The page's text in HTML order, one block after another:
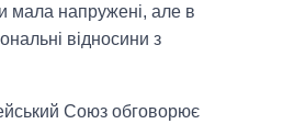
мала напружені, але в
відносини з
Союз обговорює